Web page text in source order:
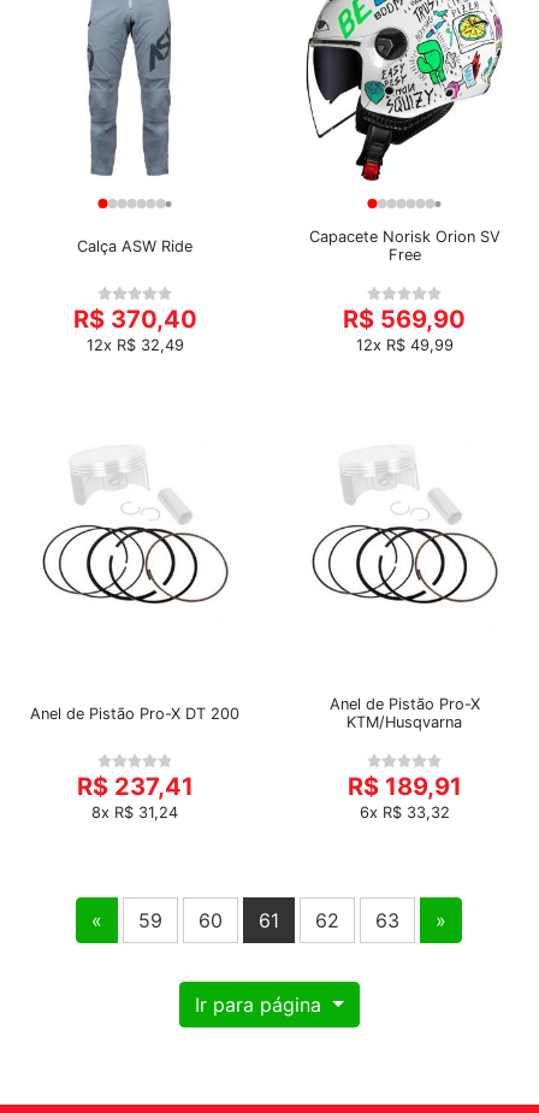
Calça ASW Ride
R$ 370,40
12x R$ 32,49
Capacete Norisk Orion SV
Free
R$ 569,90
12x R$ 49,99
Anel de Pistão Pro-X DT 200
R$ 237,41
8x R$ 31,24
Anel de Pistão Pro-X
KTM/Husqvarna
R$ 189,91
6x R$ 33,32
Ir para página
« 59 60 61 62 63 »